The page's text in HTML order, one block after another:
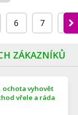
6 7 8
ZÁKAZNÍKŮ
ochota vyhovět
vřele a ráda